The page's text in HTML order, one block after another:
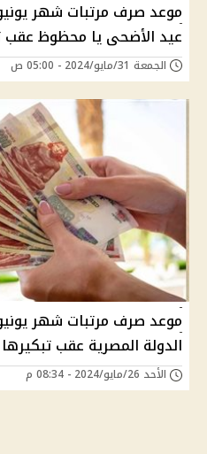
عيد الأضحى يا محظوظ عقب
الجمعة 31/مايو/2024 - 05:00 ص
الدولة المصرية عقب تبكيرها
الأحد 26/مايو/2024 - 08:34 م